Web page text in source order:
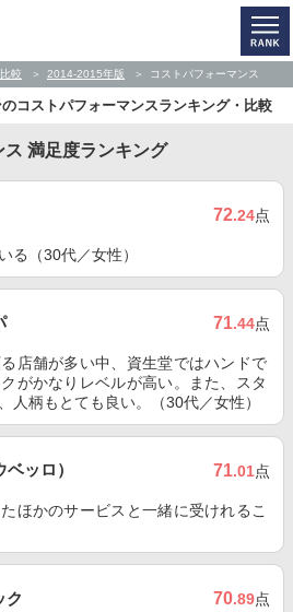
較 2014-2015年版 コストパフォーマンス
のコストパフォーマンスランキング・比較
満足度ランキング
72.24点
る（30代／女性）
71.44点
店舗が多い中、資生堂ではハンドで
がかなりレベルが高い。また、スタ
人柄もとても良い。（30代／女性）
ッロ） 71.01点
ほかのサービスと一緒に受けれるこ
ク 70.89点